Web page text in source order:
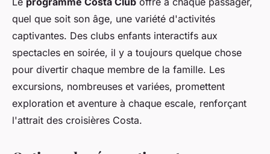
quel que soit son âge, une variété d'activités
captivantes. Des clubs enfants interactifs aux
spectacles en soirée, il y a toujours quelque chose
pour divertir chaque membre de la famille. Les
excursions, nombreuses et variées, promettent
exploration et aventure à chaque escale, renforçant
l'attrait des croisières Costa.